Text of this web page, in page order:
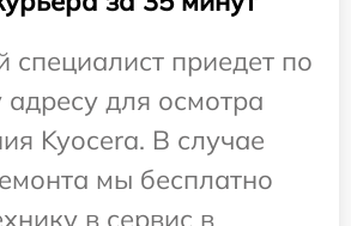
специалист приедет по
для осмотра
Kyocera. В случае
мы бесплатно
в сервис в